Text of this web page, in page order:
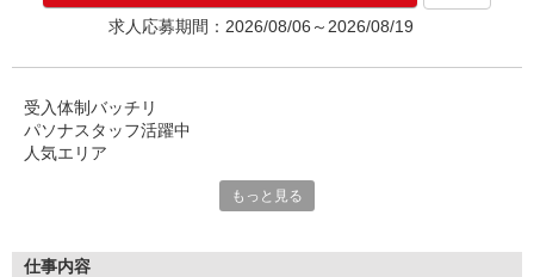
求人応募期間：2026/08/06～2026/08/19
受入体制バッチリ
パソナスタッフ活躍中
人気エリア
一般事務・営業事務など、人気のオフィスワークが豊富！
人と関わるお仕事も多数ございます。
もっと見る
仕事内容